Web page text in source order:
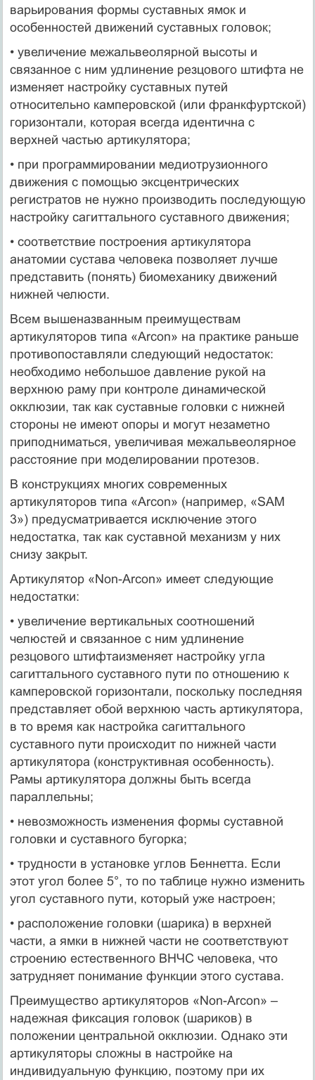
варьирования формы суставных ямок и
особенностей движений суставных головок;
• увеличение межальвеолярной высоты и
связанное с ним удлинение резцового штифта не
изменяет настройку суставных путей
относительно камперовской (или франкфуртской)
горизонтали, которая всегда идентична с
верхней частью артикулятора;
• при программировании медиотрузионного
движения с помощью эксцентрических
регистратов не нужно производить последующую
настройку сагиттального суставного движения;
• соответствие построения артикулятора
анатомии сустава человека позволяет лучше
представить (понять) биомеханику движений
нижней челюсти.
Всем вышеназванным преимуществам
артикуляторов типа «Аrсоn» на практике раньше
противопоставляли следующий недостаток:
необходимо небольшое давление рукой на
верхнюю раму при контроле динамической
окклюзии, так как суставные головки с нижней
стороны не имеют опоры и могут незаметно
приподниматься, увеличивая межальвеолярное
расстояние при моделировании протезов.
В конструкциях многих современных
артикуляторов типа «Аrсоn» (например, «SAM
3») предусматривается исключение этого
недостатка, так как суставной механизм у них
снизу закрыт.
Артикулятор «Non-Arcon» имеет следующие
недостатки:
• увеличение вертикальных соотношений
челюстей и связанное с ним удлинение
резцового штифтаизменяет настройку угла
сагиттального суставного пути по отношению к
камперовской горизонтали, поскольку последняя
представляет обой верхнюю часть артикулятора,
в то время как настройка сагиттального
суставного пути происходит по нижней части
артикулятора (конструктивная особенность).
Рамы артикулятора должны быть всегда
параллельны;
• невозможность изменения формы суставной
головки и суставного бугорка;
• трудности в установке углов Беннетта. Если
этот угол более 5°, то по таблице нужно изменить
угол суставного пути, который уже настроен;
• расположение головки (шарика) в верхней
части, а ямки в нижней части не соответствуют
строению естественного ВНЧС человека, что
затрудняет понимание функции этого сустава.
Преимущество артикуляторов «Non-Arcon» –
надежная фиксация головок (шариков) в
положении центральной окклюзии. Однако эти
артикуляторы сложны в настройке на
индивидуальную функцию, поэтому при их